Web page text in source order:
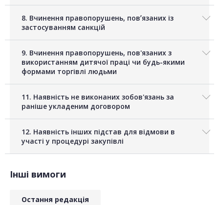
8. Вчинення правопорушень, повʼязаних із
застосуванням санкцій
9. Вчинення правопорушень, пов'язаних з
використанням дитячої праці чи будь-якими
формами торгівлі людьми
11. Наявність не виконаних зобов'язань за
раніше укладеним договором
12. Наявність інших підстав для відмови в
участі у процедурі закупівлі
Інші вимоги
Остання редакція